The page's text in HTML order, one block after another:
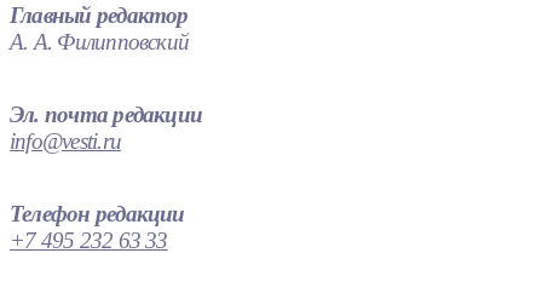
Главный редактор
А. А. Филипповский
Эл. почта редакции
info@vesti.ru
Телефон редакции
+7 495 232 63 33